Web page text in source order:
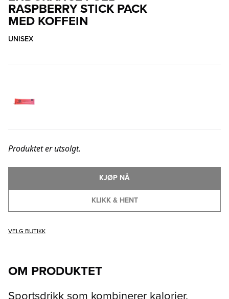
RASPBERRY STICK PACK
MED KOFFEIN
UNISEX
Produktet er utsolgt.
KLIKK & HENT
KJØP NÅ
VELG BUTIKK
OM PRODUKTET